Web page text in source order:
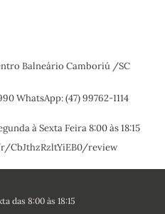
Balneário Camboriú /SC
WhatsApp: (47) 99762-1114
à Sexta Feira 8:00 às 18:15
CbJthzRzltYiEB0/review
das 8:00 às 18:15